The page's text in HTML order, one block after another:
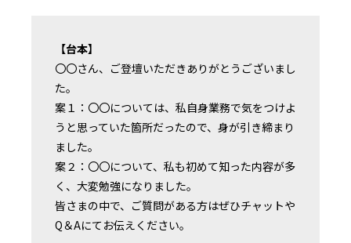
【台本】
〇〇さん、ご登壇いただきありがとうございまし
た。
案１：〇〇については、私自身業務で気をつけよ
うと思っていた箇所だったので、身が引き締まり
ました。
案２：〇〇について、私も初めて知った内容が多
く、大変勉強になりました。
皆さまの中で、ご質問がある方はぜひチャットや
Q＆Aにてお伝えください。